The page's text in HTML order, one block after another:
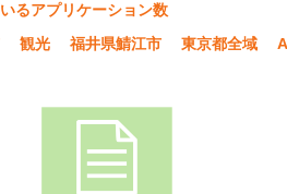
るアプリケーション数
観光 福井県鯖江市 東京都全域